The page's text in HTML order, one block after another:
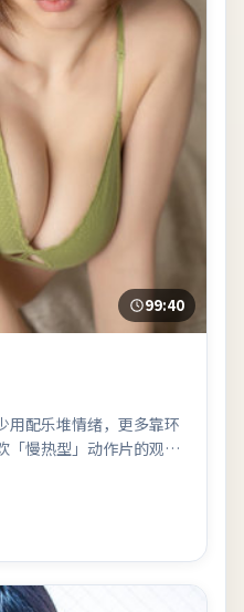
99:40
用配乐堆情绪，更多靠环
「慢热型」动作片的观众